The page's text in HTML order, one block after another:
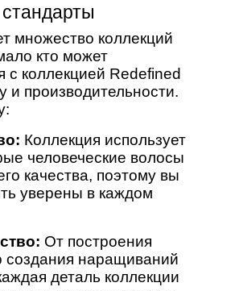
множество коллекций
кто может
с коллекцией Redefined
и производительности.
Коллекция использует
человеческие волосы
качества, поэтому вы
уверены в каждом
От построения
создания наращиваний
деталь коллекции